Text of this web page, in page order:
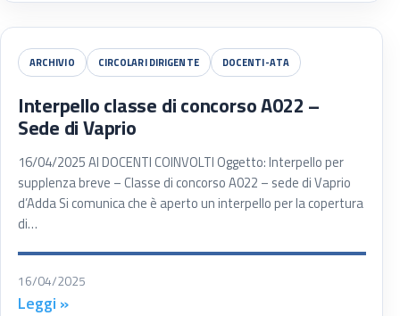
ARCHIVIO CIRCOLARI DIRIGENTE DOCENTI-ATA
Interpello classe di concorso A022 –
Sede di Vaprio
16/04/2025 AI DOCENTI COINVOLTI Oggetto: Interpello per
supplenza breve – Classe di concorso A022 – sede di Vaprio
d’Adda Si comunica che è aperto un interpello per la copertura
di…
16/04/2025
Leggi »